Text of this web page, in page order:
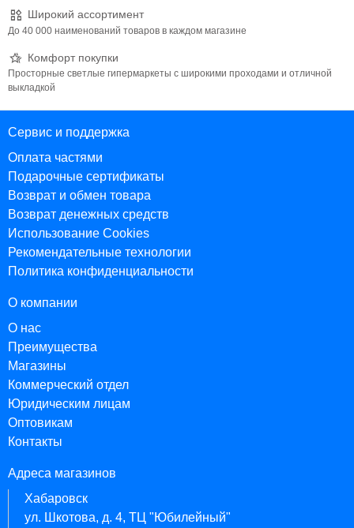
Широкий ассортимент
До 40 000 наименований товаров в каждом магазине
Комфорт покупки
Просторные светлые гипермаркеты с широкими проходами и отличной
выкладкой
Сервис и поддержка
Оплата частями
Подарочные сертификаты
Возврат и обмен товара
Возврат денежных средств
Использование Cookies
Рекомендательные технологии
Политика конфиденциальности
О компании
О нас
Преимущества
Магазины
Коммерческий отдел
Юридическим лицам
Оптовикам
Контакты
Адреса магазинов
Хабаровск
ул. Шкотова, д. 4, ТЦ "Юбилейный"